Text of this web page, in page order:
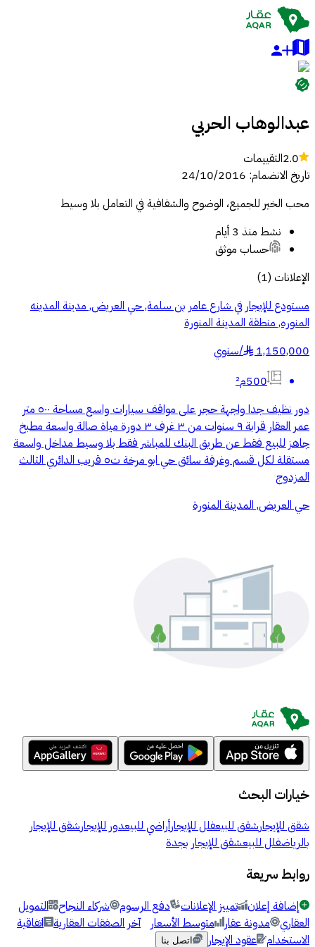
عبدالوهاب الحربي
2.0التقييمات
تاريخ الانضمام:
24/10/2016
محب الخير للجميع، الوضوح والشفافية في التعامل بلا وسيط
نشط منذ 3 أيام
حساب موثق
الإعلانات (
1
)
مستودع للإيجار في شارع عامر بن سلمة, حي العريض, مدينة المدينه
المنوره, منطقة المدينة المنورة
1,150,000
§
/سنوي
500م²
دور نظيف جدا واجهة حجر على مواقف سيارات واسع مساحة ٥٠٠ متر
عمر العقار قرابة ٩ سنوات من ٣ غرف ٣ دورة مياة صالة واسعة مطبخ
جاهز للبيع فقط عن طريق البنك للمباشر فقط بلا وسيط مداخل واسعة
مستقلة لكل قسم وغرفة سائق حي ابو مرخة ت٥ قريب الدائري الثالث
المزدوج
حي العريض, المدينة المنورة
خيارات البحث
شقق للإيجارشقق للبيعفلل للإيجارأراضي للبيعدور للإيجارشقق للإيجار
بالرياضفلل للبيعشقق للإيجار بجدة
روابط سريعة
إضافة إعلان تمييز الإعلانات دفع الرسوم شركاء النجاح
التمويل
العقاري
مدونة عقار متوسط الأسعار آخر الصفقات العقارية
اتفاقية
الاستخدام عقود الإيجار اتصل بنا